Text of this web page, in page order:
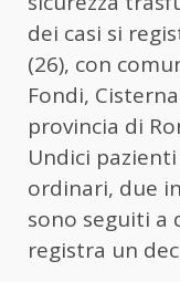
dei casi si
(26), con
Fondi,
provincia di
Undici
ordinari, due
sono seguiti a
registra un